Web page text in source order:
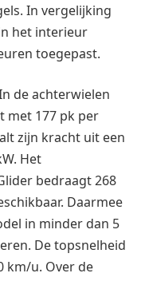
In vergelijking
het interieur
toegepast.
de achterwielen
met 177 pk per
zijn kracht uit een
Het
bedraagt 268
Daarmee
in minder dan 5
De topsnelheid
km/u. Over de